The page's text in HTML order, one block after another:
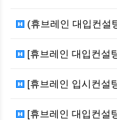
(휴브레인 대입컨설
[휴브레인 대입컨설
[휴브레인 입시컨설
[휴브레인 대입컨설